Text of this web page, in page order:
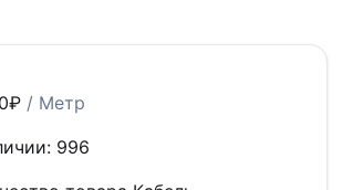
₽ / Метр
996